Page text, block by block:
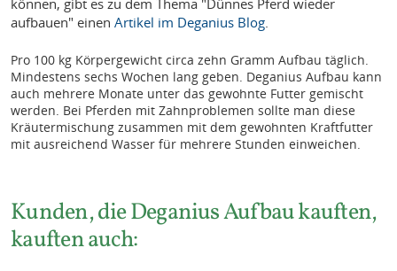
aufbauen" einenArtikel im Deganius Blog
Pro 100 kg Körpergewicht circa zehn Gramm Aufbau täglich.
Mindestens sechs Wochen lang geben. Deganius Aufbau kann
auch mehrere Monate unter das gewohnte Futter gemischt
werden. Bei Pferden mit Zahnproblemen sollte man diese
Kräutermischung zusammen mit dem gewohnten Kraftfutter
mit ausreichend Wasser für mehrere Stunden einweichen.
Kunden, die Deganius Aufbau kauften,
kauften auch: